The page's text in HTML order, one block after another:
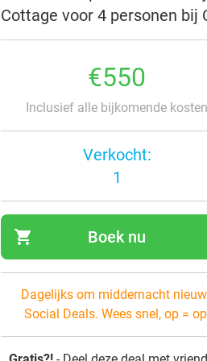
Cottage voor 4 personen bij
€550
Inclusief alle bijkomende kosten
Verkocht:
1
shopping_cart Boek nu
Dagelijks om middernacht
Social Deals. Wees snel, op =